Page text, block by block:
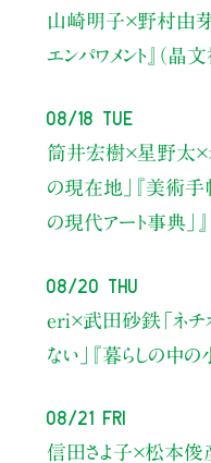
山崎明子×野村由
エンパワメント』（晶
08/18 Tue
筒井宏樹×星野太×
の現在地」
『美術
の現代アート事典」
08/20 Thu
eri×武田砂鉄「ネ
ない」
『暮らしの中
08/21 Fri
信田さよ子×松本俊